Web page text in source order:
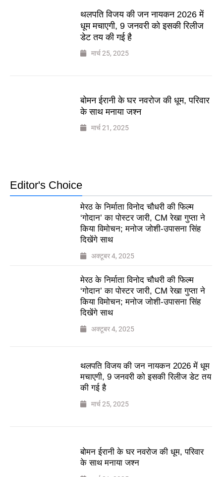
थलपति विजय की जन नायकन 2026 में
धूम मचाएगी, 9 जनवरी को इसकी रिलीज
डेट तय की गई है
मार्च 25, 2025
बोमन ईरानी के घर नवरोज की धूम, परिवार
के साथ मनाया जश्न
मार्च 21, 2025
Editor's Choice
मेरठ के निर्माता विनोद चौधरी की फिल्म
‘गोदान’ का पोस्टर जारी, CM रेखा गुप्ता ने
किया विमोचन; मनोज जोशी-उपासना सिंह
दिखेंगे साथ
अक्टूबर 4, 2025
मेरठ के निर्माता विनोद चौधरी की फिल्म
‘गोदान’ का पोस्टर जारी, CM रेखा गुप्ता ने
किया विमोचन; मनोज जोशी-उपासना सिंह
दिखेंगे साथ
अक्टूबर 4, 2025
थलपति विजय की जन नायकन 2026 में धूम
मचाएगी, 9 जनवरी को इसकी रिलीज डेट तय
की गई है
मार्च 25, 2025
बोमन ईरानी के घर नवरोज की धूम, परिवार
के साथ मनाया जश्न